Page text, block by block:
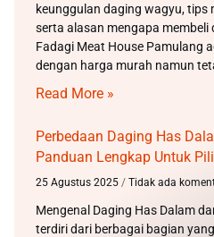
keunggulan daging wagyu, tips
serta alasan mengapa
Fadagi Meat House Pamulang
dengan harga murah namun
Read More »
Perbedaan Daging Has
Panduan Lengkap Untuk
25 Agustus 2025 Tidak ada
Mengenal Daging Has Dalam
terdiri dari berbagai bagian